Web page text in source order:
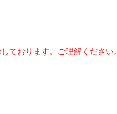
ております。ご理解ください。